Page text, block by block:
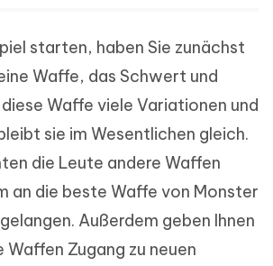
starten, haben Sie zunächst
Waffe, das Schwert und
Waffe viele Variationen und
sie im Wesentlichen gleich.
die Leute andere Waffen
an die beste Waffe von Monster
Außerdem geben Ihnen
Zugang zu neuen